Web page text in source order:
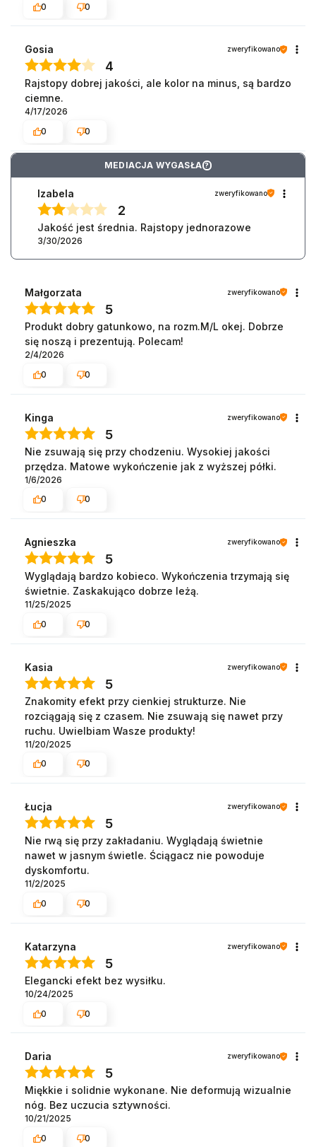
0
0
Gosia zweryfikowano
4
Rajstopy dobrej jakości, ale kolor na minus, są bardzo
ciemne.
4/17/2026
0
0
MEDIACJA WYGASŁA ?
Izabela zweryfikowano
2
Jakość jest średnia. Rajstopy jednorazowe
3/30/2026
Małgorzata zweryfikowano
5
Produkt dobry gatunkowo, na rozm.M/L okej. Dobrze
się noszą i prezentują. Polecam!
2/4/2026
0
0
Kinga zweryfikowano
5
Nie zsuwają się przy chodzeniu. Wysokiej jakości
przędza. Matowe wykończenie jak z wyższej półki.
1/6/2026
0
0
Agnieszka zweryfikowano
5
Wyglądają bardzo kobieco. Wykończenia trzymają się
świetnie. Zaskakująco dobrze leżą.
11/25/2025
0
0
Kasia zweryfikowano
5
Znakomity efekt przy cienkiej strukturze. Nie
rozciągają się z czasem. Nie zsuwają się nawet przy
ruchu. Uwielbiam Wasze produkty!
11/20/2025
0
0
Łucja zweryfikowano
5
Nie rwą się przy zakładaniu. Wyglądają świetnie
nawet w jasnym świetle. Ściągacz nie powoduje
dyskomfortu.
11/2/2025
0
0
Katarzyna zweryfikowano
5
Elegancki efekt bez wysiłku.
10/24/2025
0
0
Daria zweryfikowano
5
Miękkie i solidnie wykonane. Nie deformują wizualnie
nóg. Bez uczucia sztywności.
10/21/2025
0
0